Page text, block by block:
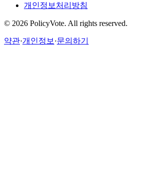
개인정보처리방침
© 2026 PolicyVote. All rights reserved.
약관·개인정보 ·문의하기